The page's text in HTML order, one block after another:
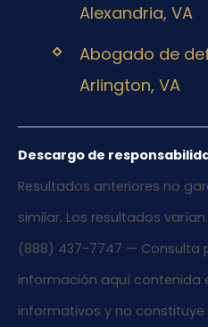
Alexandria, VA
Abogado de
Arlington, VA
Descargo de
Resultados anteriores no
similar. Los resultados
(888) 437-7747 — Consulta
información aquí contenida
informativos y no